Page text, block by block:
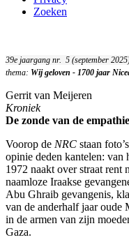
Zoeken
39e jaargang nr. 5 (september
thema: Wij geloven - 1700 jaar
Gerrit van Meijeren
Kroniek
De zonde van de empathie
Voorop de NRC staan
opinie deden kantelen: van
1972 naakt over straat rent
naamloze Iraakse
Abu Ghraib gevangenis,
van de anderhalf jaar oude
in de armen van zijn
Gaza.